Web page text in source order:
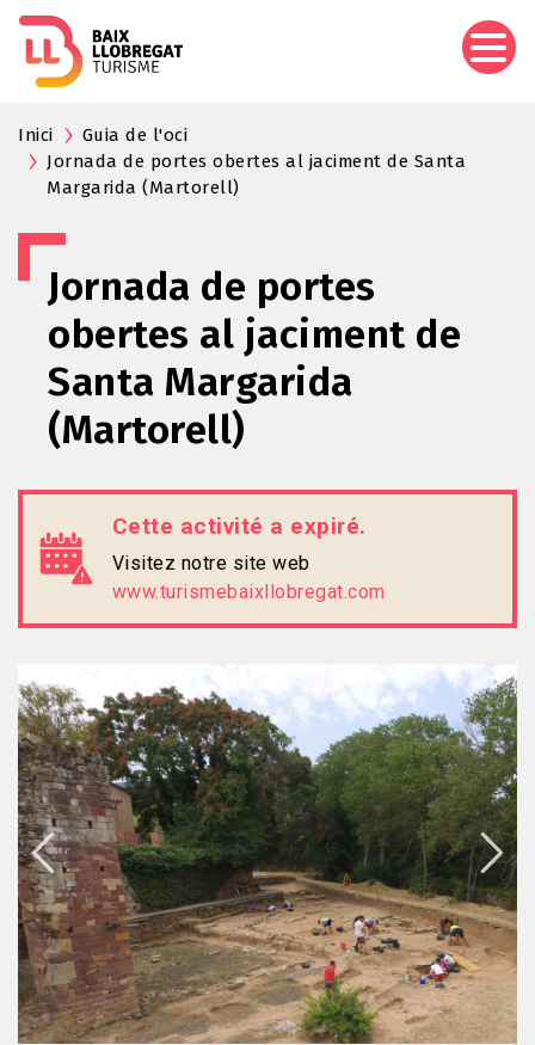
Inici
Guia de l'oci
Jornada de portes obertes al jaciment de Santa
Margarida (Martorell)
Jornada de portes
obertes al jaciment de
Santa Margarida
(Martorell)
Cette activité a expiré.
Visitez notre site web
www.turismebaixllobregat.com